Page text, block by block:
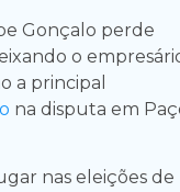
Gonçalo perde
o
a principal
na disputa em
nas eleições de